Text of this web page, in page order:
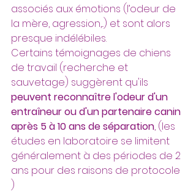
associés aux émotions (l’odeur de
la mère, agression,...) et sont alors
presque indélébiles.
Certains témoignages de chiens
de travail (recherche et
sauvetage) suggèrent qu'ils
peuvent reconnaître l'odeur d'un
entraîneur ou d'un partenaire canin
après 5 à 10 ans de séparation, (les
études en laboratoire se limitent
généralement à des périodes de 2
ans pour des raisons de protocole
)